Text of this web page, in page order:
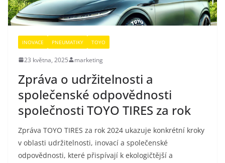
INOVACE PNEUMATIKY TOYO
23 května, 2025 marketing
Zpráva o udržitelnosti a
společenské odpovědnosti
společnosti TOYO TIRES za rok
Zpráva TOYO TIRES za rok 2024 ukazuje konkrétní kroky
v oblasti udržitelnosti, inovací a společenské
odpovědnosti, které přispívají k ekologičtější a